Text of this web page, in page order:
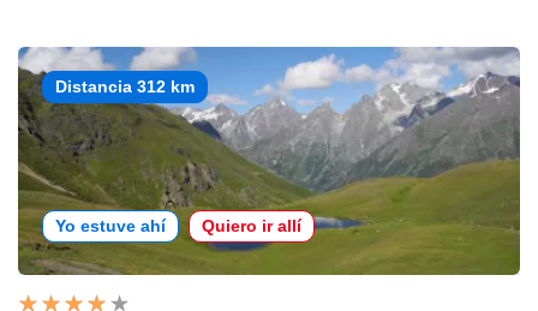
Distancia 312 km
Yo estuve ahí Quiero ir allí